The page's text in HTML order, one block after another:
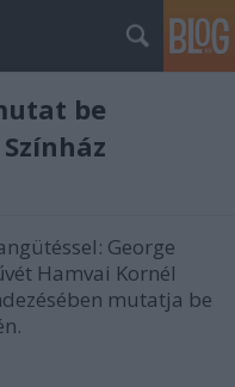
be
George
Hamvai Kornél
mutatja be